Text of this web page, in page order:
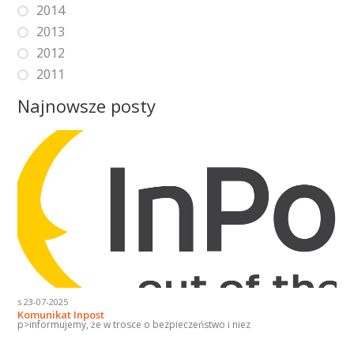
2014
2013
2012
2011
Najnowsze posty
s 23-07-2025
Komunikat Inpost
p>informujemy, że w trosce o bezpieczeństwo i niez